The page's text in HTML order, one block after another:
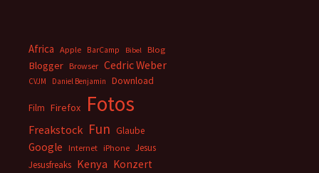
Africa Apple BarCamp Bibel Blog
Blogger Browser Cedric Weber
CVJM Daniel Benjamin Download
Film Firefox Fotos
Freakstock Fun Glaube
Google Internet iPhone Jesus
Jesusfreaks Kenya Konzert